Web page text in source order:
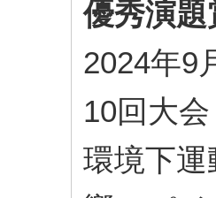
優秀演
2024年9
10回大
環境下